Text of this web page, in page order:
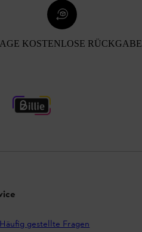
KOSTENLOSE RÜCKGABE
Häufig gestellte Fragen